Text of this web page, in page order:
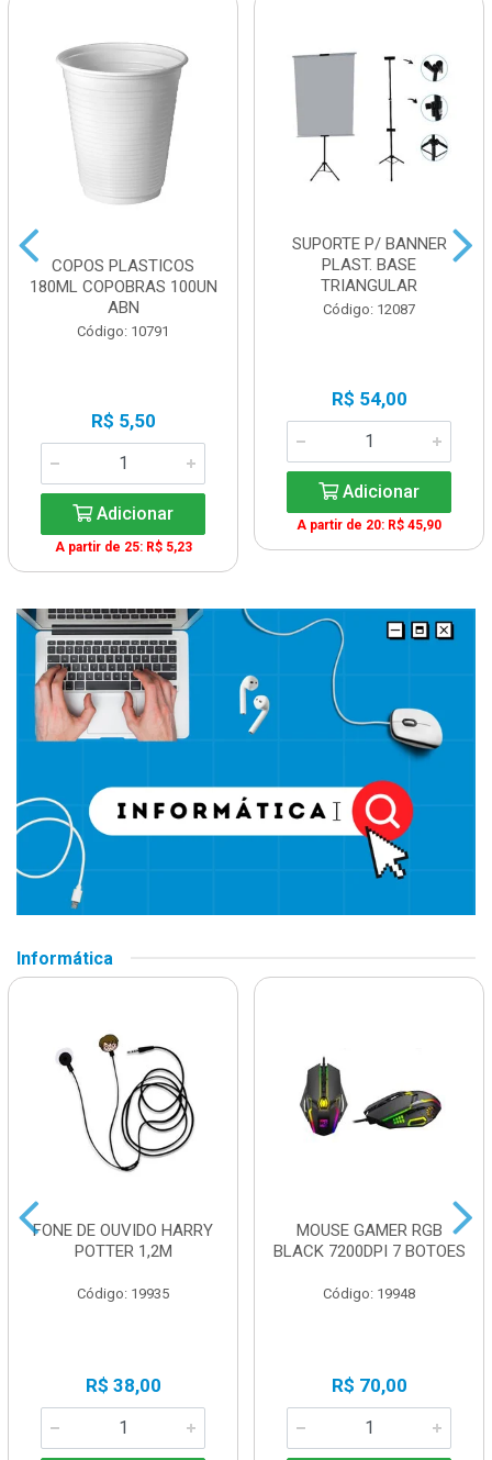
COPOS PLASTICOS
180ML COPOBRAS 100UN
ABN
Código: 10791
R$ 5,50
Adicionar
A partir de 25: R$ 5,23
SUPORTE P/ BANNER
PLAST. BASE
TRIANGULAR
Código: 12087
R$ 54,00
Adicionar
A partir de 20: R$ 45,90
Informática
FONE DE OUVIDO HARRY
POTTER 1,2M
Código: 19935
R$ 38,00
MOUSE GAMER RGB
BLACK 7200DPI 7 BOTOES
Código: 19948
R$ 70,00